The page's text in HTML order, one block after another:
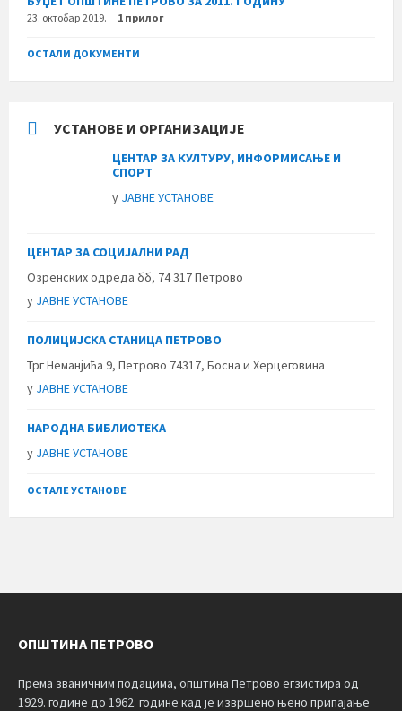
23. октобар 2019. 1 прилог
ОСТАЛИ ДОКУМЕНТИ
УСТАНОВЕ И ОРГАНИЗАЦИЈЕ
ЦЕНТАР ЗА КУЛТУРУ, ИНФОРМИСАЊЕ И
СПОРТ
у ЈАВНЕ УСТАНОВЕ
ЦЕНТАР ЗА СОЦИЈАЛНИ РАД
Озренских одреда бб, 74 317 Петрово
у ЈАВНЕ УСТАНОВЕ
ПОЛИЦИЈСКА СТАНИЦА ПЕТРОВО
Трг Неманјића 9, Петрово 74317, Босна и Херцеговина
у ЈАВНЕ УСТАНОВЕ
НАРОДНА БИБЛИОТЕКА
у ЈАВНЕ УСТАНОВЕ
ОСТАЛЕ УСТАНОВЕ
ОПШТИНА ПЕТРОВО
Према званичним подацима, општина Петрово егзистира од
1929. године до 1962. године кад је извршено њено припајање